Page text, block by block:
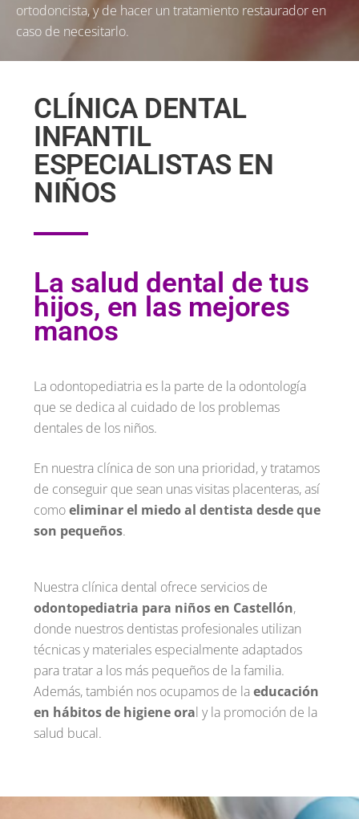
ortodoncista, y de hacer un tratamiento restaurador en
caso de necesitarlo.
CLÍNICA DENTAL
INFANTIL
ESPECIALISTAS EN
NIÑOS
La salud dental de tus
hijos, en las mejores
manos
La odontopediatria es la parte de la odontología
que se dedica al cuidado de los problemas
dentales de los niños.
En nuestra clínica de son una prioridad, y tratamos
de conseguir que sean unas visitas placenteras, así
comoeliminar el miedo al dentista desde que
son pequeños.
Nuestra clínica dental ofrece servicios de
odontopediatria para niños en Castellón,
donde nuestros dentistas profesionales utilizan
técnicas y materiales especialmente adaptados
para tratar a los más pequeños de la familia.
Además, también nos ocupamos de laeducación
en hábitos de higiene oral y la promoción de la
salud bucal.